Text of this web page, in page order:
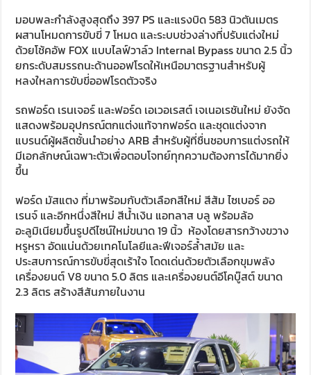
มอบพละกำลังสูงสุดถึง 397 PS และแรงบิด 583 นิวตันเมตร
ผสานโหมดการขับขี่ 7 โหมด และระบบช่วงล่างที่ปรับแต่งใหม่
ด้วยโช้คอัพ FOX แบบไลฟ์วาล์ว Internal Bypass ขนาด 2.5 นิ้ว
ยกระดับสมรรถนะด้านออฟโรดให้เหนือมาตรฐานสำหรับผู้
หลงใหลการขับขี่ออฟโรดตัวจริง
รถฟอร์ด เรนเจอร์ และฟอร์ด เอเวอเรสต์ เจเนอเรชันใหม่ ยังจัด
แสดงพร้อมอุปกรณ์ตกแต่งแท้จากฟอร์ด และชุดแต่งจาก
แบรนด์ผู้ผลิตชั้นนำอย่าง ARB สำหรับผู้ที่ชื่นชอบการแต่งรถให้
มีเอกลักษณ์เฉพาะตัวเพื่อตอบโจทย์ทุกความต้องการได้มากยิ่ง
ขึ้น
ฟอร์ด มัสแตง ที่มาพร้อมกับตัวเลือกสีใหม่ สีส้ม ไซเบอร์ ออ
เรนจ์ และอีกหนึ่งสีใหม่ สีน้ำเงิน แอทลาส บลู พร้อมล้อ
อะลูมิเนียมขึ้นรูปดีไซน์ใหม่ขนาด 19 นิ้ว ห้องโดยสารกว้างขวาง
หรูหรา อัดแน่นด้วยเทคโนโลยีและฟีเจอร์ล้ำสมัย และ
ประสบการณ์การขับขี่สุดเร้าใจ โดดเด่นด้วยตัวเลือกขุมพลัง
เครื่องยนต์ V8 ขนาด 5.0 ลิตร และเครื่องยนต์อีโคบู๊สต์ ขนาด
2.3 ลิตร สร้างสีสันภายในงาน